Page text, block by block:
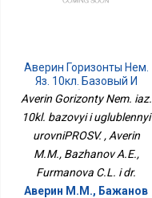
Аверин Горизонты Нем.
Яз. 10кл. Базовый И
Углубленный
УровниПРОСВ.
Averin Gorizonty Nem. iaz.
10kl. bazovyi i uglublennyi
urovniPROSV. , Averin
M.M., Bazhanov A.E.,
Furmanova C.L. i dr.
Аверин М.М., Бажанов